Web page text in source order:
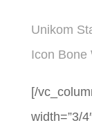
Unikom
Icon Bone
[/
width=”3/